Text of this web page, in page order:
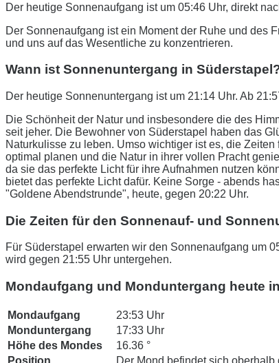
Der heutige Sonnenaufgang ist um 05:46 Uhr, direkt
Der Sonnenaufgang ist ein Moment der Ruhe und des
und uns auf das Wesentliche zu konzentrieren.
Wann ist Sonnenuntergang in
Der heutige Sonnenuntergang ist um 21:14 Uhr. Ab
Die Schönheit der Natur und insbesondere die des
seit jeher. Die Bewohner von Süderstapel haben das
Naturkulisse zu leben. Umso wichtiger ist es, die
optimal planen und die Natur in ihrer vollen Pracht
da sie das perfekte Licht für ihre Aufnahmen nutzen
bietet das perfekte Licht dafür. Keine Sorge - abends
"Goldene Abendstrunde", heute, gegen 20:22 Uhr.
Die Zeiten für den Sonnenauf- und
Für Süderstapel erwarten wir den Sonnenaufgang um
wird gegen 21:55 Uhr untergehen.
Mondaufgang und Monduntergang heute
Mondaufgang
23:53 Uhr
Monduntergang
17:33 Uhr
Höhe des Mondes
16.36 °
Position
Der Mond befindet sich oberhalb